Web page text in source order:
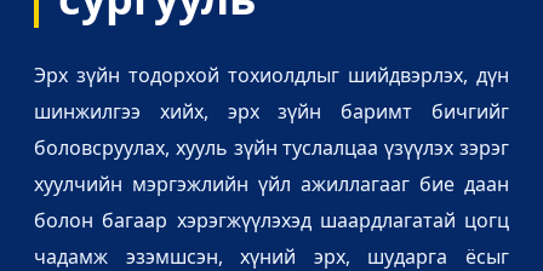
Эрх зүйн тодорхой тохиолдлыг шийдвэрлэх, дүн
шинжилгээ хийх, эрх зүйн баримт бичгийг
боловсруулах, хууль зүйн туслалцаа үзүүлэх зэрэг
хуулчийн мэргэжлийн үйл ажиллагааг бие даан
болон багаар хэрэгжүүлэхэд шаардлагатай цогц
чадамж эзэмшсэн, хүний эрх, шударга ёсыг